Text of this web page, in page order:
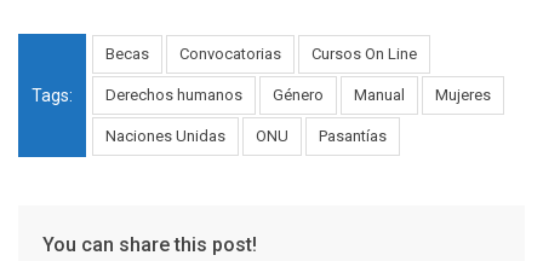
Tags:
Becas Convocatorias Cursos On Line
Derechos humanos Género Manual Mujeres
Naciones Unidas ONU Pasantías
You can share this post!